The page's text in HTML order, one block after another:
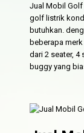
Jual Mobil
golf listrik
butuhkan.
beberapa
dari 2 seater, 4
buggy yang